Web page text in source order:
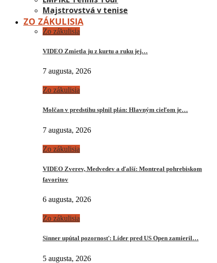
Majstrovstvá v tenise
ZO ZÁKULISIA
Zo zákulisia
VIDEO Zmietla ju z kurtu a ruku jej…
7 augusta, 2026
Zo zákulisia
Molčan v predstihu splnil plán: Hlavným cieľom je…
7 augusta, 2026
Zo zákulisia
VIDEO Zverev, Medvedev a ďalší: Montreal pohrebiskom
favoritov
6 augusta, 2026
Zo zákulisia
Sinner upútal pozornosť: Líder pred US Open zamieril…
5 augusta, 2026